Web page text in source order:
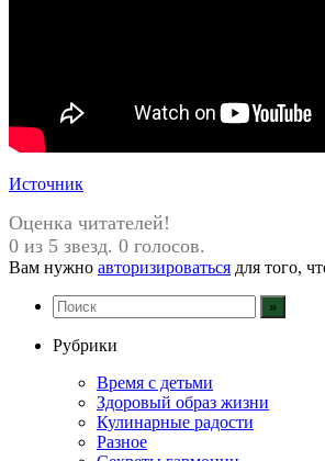
Источник
Оценка читателей!
0 из 5 звезд. 0 голосов.
Вам нужно авторизироваться для того,
Рубрики
Время с детьми
Здоровый образ жизни
Кулинарные радости
Разное